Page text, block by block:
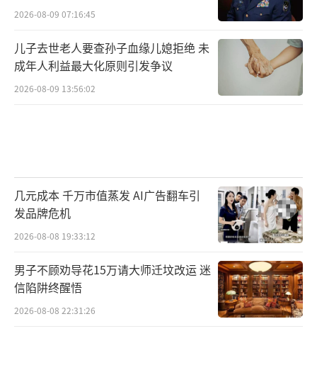
2026-08-09 07:16:45
儿子去世老人要查孙子血缘儿媳拒绝 未
成年人利益最大化原则引发争议
2026-08-09 13:56:02
几元成本 千万市值蒸发 AI广告翻车引
发品牌危机
2026-08-08 19:33:12
男子不顾劝导花15万请大师迁坟改运 迷
信陷阱终醒悟
2026-08-08 22:31:26